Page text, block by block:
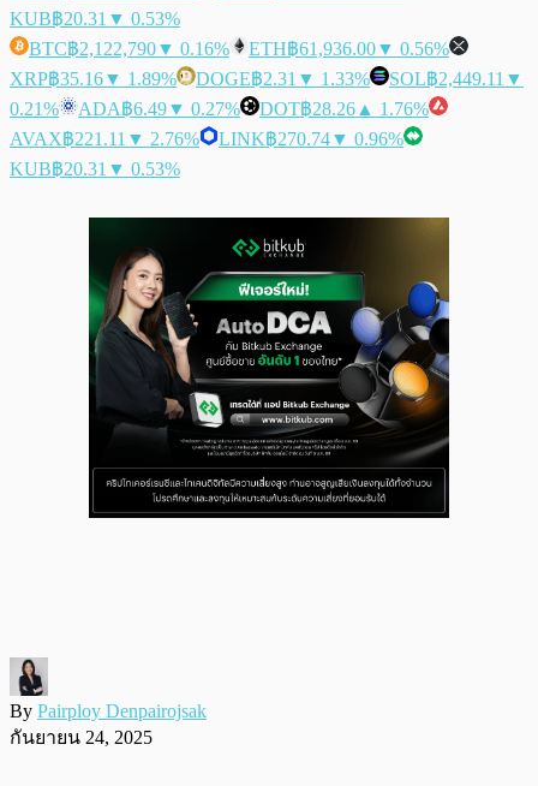
KUB฿20.31 ▼ 0.53%
BTC฿2,122,790▼ 0.16% ETH฿61,936.00▼ 0.56%
XRP฿35.16▼ 1.89% DOGE฿2.31 ▼ 1.33% SOL฿2,449.11 ▼
0.21%
ADA฿6.49▼ 0.27% DOT฿28.26 ▲ 1.76%
AVAX฿221.11 ▼ 2.76% LINK฿270.74▼ 0.96%
KUB฿20.31 ▼ 0.53%
By Pairploy Denpairojsak
กันยายน 24, 2025